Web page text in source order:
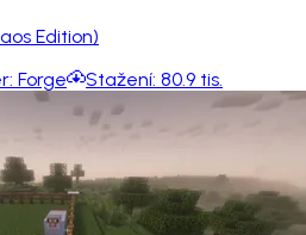
Edition)
Forge Stažení: 80.9 tis.